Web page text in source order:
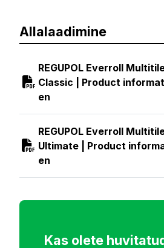
Allalaadimine
REGUPOL Everroll
Classic | Product
en
REGUPOL Everroll
Ultimate | Product
en
Kas olete